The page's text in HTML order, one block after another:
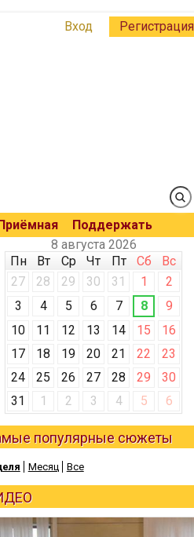
Вход Регистрация
Поддержать
8 августа 2026
Пн
Вт Ср Чт Пт Сб
Вс
27
28 29 30 31 1
2
3
4 5 6 7 8
9
10
11 12 13 14 15
16
17
18 19 20 21 22
23
24
25 26 27 28 29
30
31
1 2 3 4 5 6
популярные сюжеты
Месяц Все